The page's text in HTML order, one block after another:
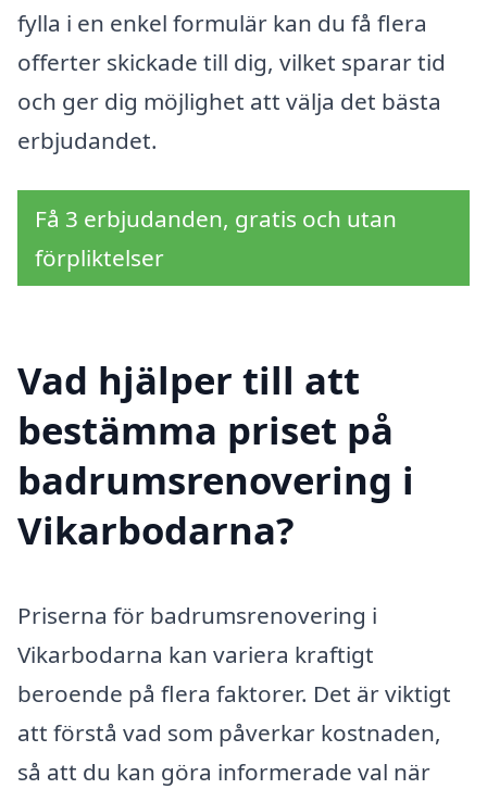
fylla i en enkel formulär kan du få flera
offerter skickade till dig, vilket sparar tid
och ger dig möjlighet att välja det bästa
erbjudandet.
Få 3 erbjudanden, gratis och utan
förpliktelser
Vad hjälper till att
bestämma priset på
badrumsrenovering i
Vikarbodarna?
Priserna för badrumsrenovering i
Vikarbodarna kan variera kraftigt
beroende på flera faktorer. Det är viktigt
att förstå vad som påverkar kostnaden,
så att du kan göra informerade val när